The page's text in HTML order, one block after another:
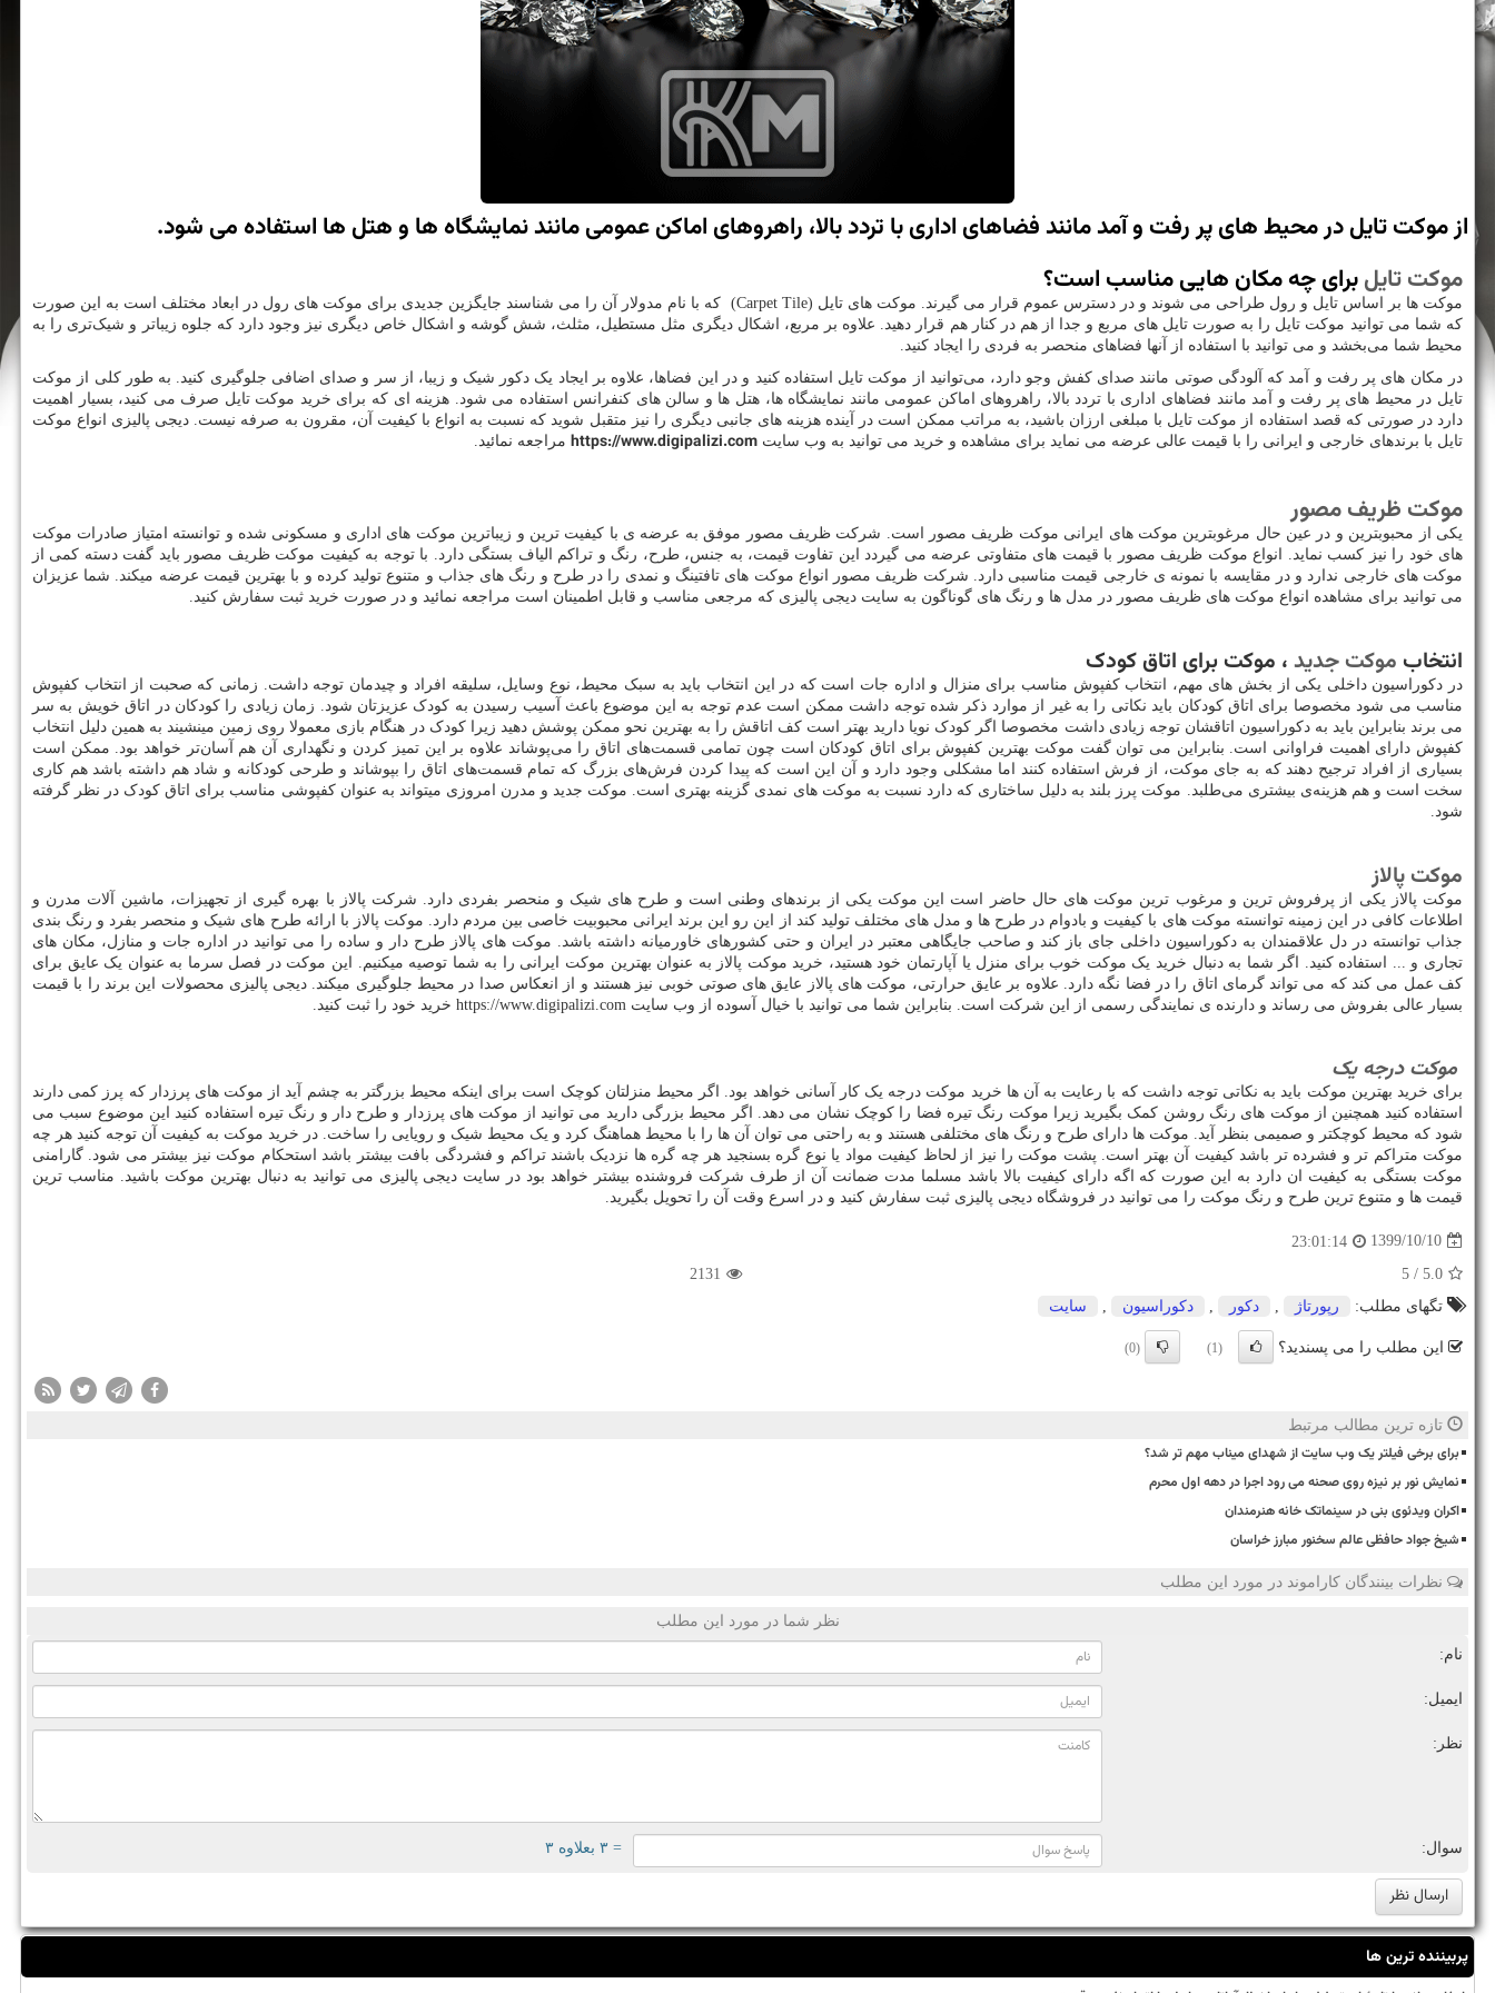
از موكت تایل در محیط های پر رفت و آمد مانند فضاهای اداری با تردد بالا، راهروهای اماكن عمومی مانند نمایشگاه ها و هتل ها استفاده می شود.
موکت تایلبرای چه مکان هایی مناسب است؟
موکت ها بر اساس تایل و رول طراحی می شوند و در دسترس عموم قرار می گیرند. موکت های تایل (Carpet Tile) که با نام مدولار آن را می شناسند جایگزین جدیدی برای موکت های رول در ابعاد مختلف است به این صورت
که شما می توانید موکت تایل را به صورت تایل های مربع و جدا از هم در کنار هم قرار دهید. علاوه بر مربع، اشکال دیگری مثل مستطیل، مثلث، شش گوشه و اشکال خاص دیگری نیز وجود دارد که جلوه زیباتر و شیک‌تری را به
محیط شما می‌بخشد و می توانید با استفاده از آنها فضاهای منحصر به فردی را ایجاد کنید.
در مکان های پر رفت و آمد که آلودگی صوتی مانند صدای کفش وجو دارد، می‌توانید از موکت تایل استفاده کنید و در این فضاها، علاوه بر ایجاد یک دکور شیک و زیبا، از سر و صدای اضافی جلوگیری کنید. به طور کلی از موکت
تایل در محیط های پر رفت و آمد مانند فضاهای اداری با تردد بالا، راهروهای اماکن عمومی مانند نمایشگاه ها، هتل ها و سالن های کنفرانس استفاده می شود. هزینه ای که برای خرید موکت تایل صرف می‌ کنید، بسیار اهمیت
دارد در صورتی که قصد استفاده از موکت تایل با مبلغی ارزان باشید، به مراتب ممکن است در آینده هزینه های جانبی دیگری را نیز متقبل شوید که نسبت به انواع با کیفیت آن، مقرون به صرفه نیست. دیجی پالیزی انواع موکت
تایل با برندهای خارجی و ایرانی را با قیمت عالی عرضه می نماید برای مشاهده و خرید می توانید به وب سایت https://www.digipalizi.com مراجعه نمائید.
موکت ظریف مصور
یکی از محبوبترین و در عین حال مرغوبترین موکت های ایرانی موکت ظریف مصور است. شرکت ظریف مصور موفق به عرضه ی با کیفیت ترین و زیباترین موکت های اداری و مسکونی شده و توانسته امتیاز صادرات موکت
های خود را نیز کسب نماید. انواع موکت ظریف مصور با قیمت های متفاوتی عرضه می گیردد این تفاوت قیمت، به جنس، طرح، رنگ و تراکم الیاف بستگی دارد. با توجه به کیفیت موکت ظریف مصور باید گفت دسته کمی از
موکت های خارجی ندارد و در مقایسه با نمونه ی خارجی قیمت مناسبی دارد. شرکت ظریف مصور انواع موکت های تافتینگ و نمدی را در طرح و رنگ های جذاب و متنوع تولید کرده و با بهترین قیمت عرضه می­کند. شما عزیزان
می توانید برای مشاهده انواع موکت های ظریف مصور در مدل ها و رنگ های گوناگون به سایت دیجی پالیزی که مرجعی مناسب و قابل اطمینان است مراجعه نمائید و در صورت خرید ثبت سفارش کنید.
انتخابموکت جدید، موکت برای اتاق کودک
در دکوراسیون داخلی یکی از بخش های مهم، انتخاب کفپوش مناسب برای منزال و اداره جات است که در این انتخاب باید به سبک محیط، نوع وسایل، سلیقه افراد و چیدمان توجه داشت. زمانی که صحبت از انتخاب کفپوش
مناسب می شود مخصوصا برای اتاق کودکان باید نکاتی را به غیر از موارد ذکر شده توجه داشت ممکن است عدم توجه به این موضوع باعث آسیب رسیدن به کودک عزیزتان شود. زمان زیادی را کودکان در اتاق خویش به سر
می برند بنابراین باید به دکوراسیون اتاقشان توجه زیادی داشت مخصوصا اگر کودک نویا دارید بهتر است کف اتاقش را به بهترین نحو ممکن پوشش دهید زیرا کودک در هنگام بازی معمولا روی زمین مینشیند به همین دلیل انتخاب
کفپوش دارای اهمیت فراوانی است. بنابراین می توان گفت موکت بهترین کفپوش برای اتاق کودکان است چون تمامی قسمت‌های اتاق را می‌پوشاند علاوه بر این تمیز کردن و نگهداری آن هم آسان‌تر خواهد بود. ممکن است
بسیاری از افراد ترجیح ‌دهند که به جای موکت، از فرش استفاده کنند اما مشکلی وجود دارد و آن این است که پیدا کردن فرش‌های بزرگ که تمام قسمت‌های اتاق را بپوشاند و طرحی کودکانه و شاد هم داشته باشد هم کاری
سخت است و هم هزینه‌ی بیشتری می‌طلبد. موکت پرز بلند به دلیل ساختاری که دارد نسبت به موکت های نمدی گزینه بهتری است. موکت جدید و مدرن امروزی می­تواند به عنوان کفپوشی مناسب برای اتاق کودک در نظر گرفته
شود.
موکت پالاز
موکت پالاز یکی از پرفروش ترین و مرغوب ترین موکت های حال حاضر است این موکت یکی از برندهای وطنی است و طرح های شیک و منحصر بفردی دارد. شرکت پالاز با بهره گیری از تجهیزات، ماشین آلات مدرن و
اطلاعات کافی در این زمینه توانسته موکت های با کیفیت و بادوام در طرح ها و مدل های مختلف تولید کند از این رو این برند ایرانی محبوبیت خاصی بین مردم دارد. موکت پالاز با ارائه طرح های شیک و منحصر بفرد و رنگ بندی
جذاب توانسته در دل علاقمندان به دکوراسیون داخلی جای باز کند و صاحب جایگاهی معتبر در ایران و حتی کشورهای خاورمیانه داشته باشد. موکت های پالاز طرح دار و ساده را می توانید در اداره جات و منازل، مکان های
تجاری و ... استفاده کنید. اگر شما به دنبال خرید یک موکت خوب برای منزل یا آپارتمان خود هستید، خرید موکت پالاز به عنوان بهترین موکت ایرانی را به شما توصیه می­کنیم. این موکت در فصل سرما به عنوان یک عایق برای
کف عمل می کند که می تواند گرمای اتاق را در فضا نگه دارد. علاوه بر عایق حرارتی، موکت های پالاز عایق های صوتی خوبی نیز هستند و از انعکاس صدا در محیط جلوگیری می­کند. دیجی پالیزی محصولات این برند را با قیمت
بسیار عالی بفروش می رساند و دارنده ی نمایندگی رسمی از این شرکت است. بنابراین شما می توانید با خیال آسوده از وب سایت https://www.digipalizi.com خرید خود را ثبت کنید.
موکت درجه یک
برای خرید بهترین موکت باید به نکاتی توجه داشت که با رعایت به آن ها خرید موکت درجه یک کار آسانی خواهد بود. اگر محیط منزلتان کوچک است برای اینکه محیط بزرگتر به چشم آید از موکت های پرزدار که پرز کمی دارند
استفاده کنید همچنین از موکت های رنگ روشن کمک بگیرید زیرا موکت رنگ تیره فضا را کوچک نشان می دهد. اگر محیط بزرگی دارید می توانید از موکت های پرزدار و طرح دار و رنگ تیره استفاده کنید این موضوع سبب می
شود که محیط کوچکتر و صمیمی بنظر آید. موکت ها دارای طرح و رنگ های مختلفی هستند و به راحتی می توان آن ها را با محیط هماهنگ کرد و یک محیط شیک و رویایی را ساخت. در خرید موکت به کیفیت آن توجه کنید هر چه
موکت متراکم تر و فشرده تر باشد کیفیت آن بهتر است. پشت موکت را نیز از لحاظ کیفیت مواد یا نوع گره بسنجید هر چه گره ها نزدیک باشند تراکم و فشردگی بافت بیشتر باشد استحکام موکت نیز بیشتر می شود. گارامنی
موکت بستگی به کیفیت ان دارد به این صورت که اگه دارای کیفیت بالا باشد مسلما مدت ضمانت آن
از طرف شرکت فروشنده بیشتر خواهد بود در سایت دیجی پالیزی می توانید به دنبال بهترین موکت باشید. مناسب ترین
قیمت ها و متنوع ترین طرح و رنگ موکت را می توانید در فروشگاه دیجی پالیزی ثبت سفارش کنید و در اسرع وقت آن را تحویل بگیرید.
1399/10/10
23:01:14
5.0
/ 5
2131
تگهای مطلب:
رپورتاژ , دكور , دكوراسیون , سایت
این مطلب را می پسندید؟ (1)
(0)
تازه ترین مطالب مرتبط
برای برخی فیلتر یک وب سایت از شهدای میناب مهم تر شد؟
نمایش نور بر نیزه روی صحنه می رود اجرا در دهه اول محرم
اکران ویدئوی بنی در سینماتک خانه هنرمندان
شیخ جواد حافظی عالم سخنور مبارز خراسان
نظرات بینندگان کاراموند در مورد این مطلب
نظر شما در مورد این مطلب
نام:
ایمیل:
نظر:
سوال: = ۳ بعلاوه ۳
پربیننده ترین ها